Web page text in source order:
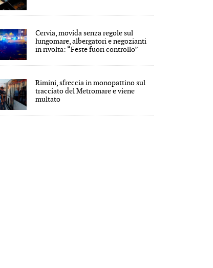
Cervia, movida senza regole sul
lungomare, albergatori e negozianti
in rivolta: “Feste fuori controllo”
Rimini, sfreccia in monopattino sul
tracciato del Metromare e viene
multato